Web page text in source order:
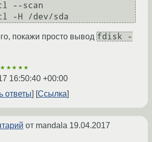
--scan
покажи просто вывод fdisk -
★★★★★
16:50:40 +00:00
ответы
Ссылка
от mandala 19.04.2017